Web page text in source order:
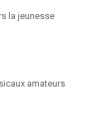
la jeunesse
amateurs